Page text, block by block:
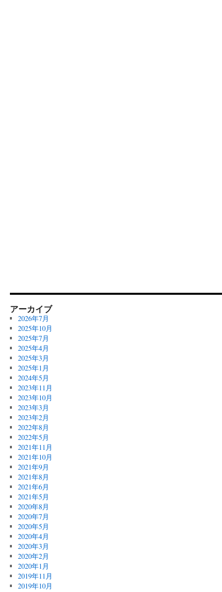
アーカイブ
2026年7月
2025年10月
2025年7月
2025年4月
2025年3月
2025年1月
2024年5月
2023年11月
2023年10月
2023年3月
2023年2月
2022年8月
2022年5月
2021年11月
2021年10月
2021年9月
2021年8月
2021年6月
2021年5月
2020年8月
2020年7月
2020年5月
2020年4月
2020年3月
2020年2月
2020年1月
2019年11月
2019年10月